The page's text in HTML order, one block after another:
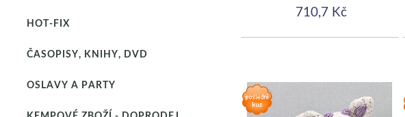
HOT-FIX
ČASOPISY, KNIHY, DVD
OSLAVY A PARTY
710,7 Kč